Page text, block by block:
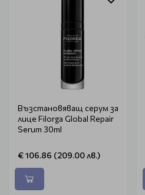
Възстановяващ серум за
лице Filorga Global Repair
Serum 30ml
€ 106.86 (209.00 лв.)